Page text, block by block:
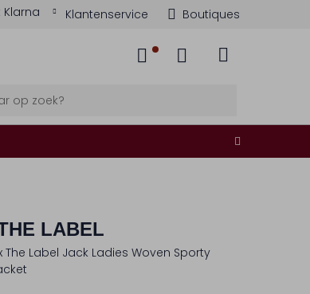
Klantenservice Boutiques
LABEL
The Label Jack Ladies Woven Sporty